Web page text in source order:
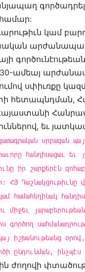
համար:
կամ
ամեայ
սփիւռքը
հետապնդման,
եւ
սրբազան
հանդիսացաւ եւ
իր շարքերէն
ՀՅ Դաշնակցութիւնը
համահեղինակ
միջեւ
գործող
իշխանութեանց
ընդունման,
ժողովի